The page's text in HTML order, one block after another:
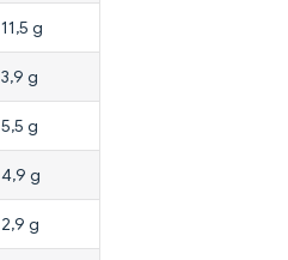
11,5 g
3,9 g
5,5 g
4,9 g
2,9 g